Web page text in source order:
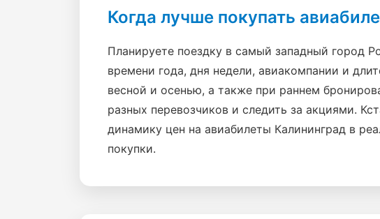
Когда лучше покупать
Планируете поездку в самый западный город
времени года, дня недели, авиакомпании и
весной и осенью, а также при раннем
разных перевозчиков и следить за акциями.
динамику цен на авиабилеты Калининград в
покупки.